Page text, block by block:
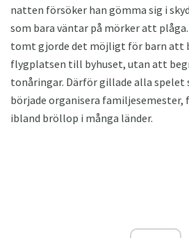
natten försöker han gömma sig i
som bara väntar på mörker att plåga.
tomt gjorde det möjligt för barn att
flygplatsen till byhuset, utan att
tonåringar. Därför gillade alla
började organisera familjesemester,
ibland bröllop i många länder.